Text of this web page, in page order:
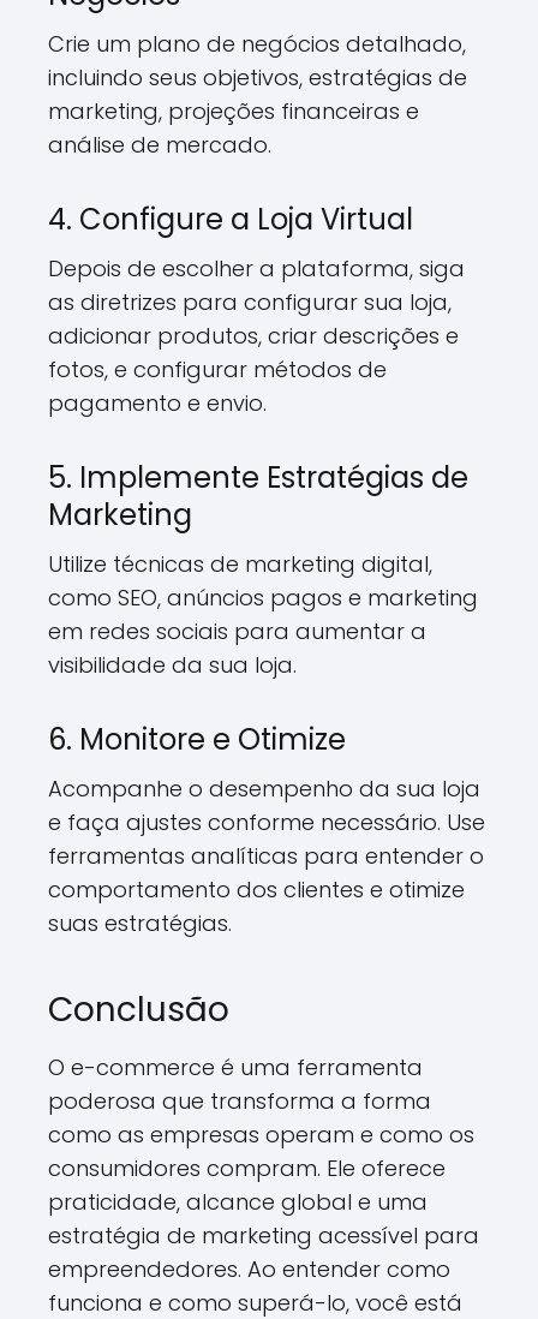
Crie um plano de negócios detalhado,
incluindo seus objetivos, estratégias de
marketing, projeções financeiras e
análise de mercado.
4. Configure a Loja Virtual
Depois de escolher a plataforma, siga
as diretrizes para configurar sua loja,
adicionar produtos, criar descrições e
fotos, e configurar métodos de
pagamento e envio.
5. Implemente Estratégias de
Marketing
Utilize técnicas de marketing digital,
como SEO, anúncios pagos e marketing
em redes sociais para aumentar a
visibilidade da sua loja.
6. Monitore e Otimize
Acompanhe o desempenho da sua loja
e faça ajustes conforme necessário. Use
ferramentas analíticas para entender o
comportamento dos clientes e otimize
suas estratégias.
Conclusão
O e-commerce é uma ferramenta
poderosa que transforma a forma
como as empresas operam e como os
consumidores compram. Ele oferece
praticidade, alcance global e uma
estratégia de marketing acessível para
empreendedores. Ao entender como
funciona e como superá-lo, você está